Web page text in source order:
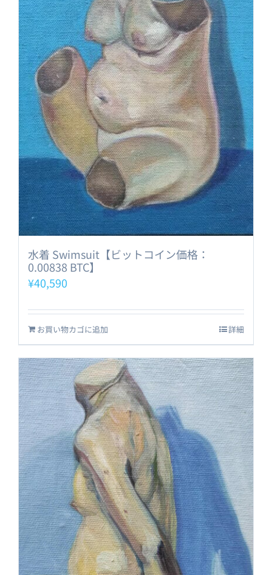
水着 Swimsuit【ビットコイン価格：
0.00838 BTC】
¥40,590
お買い物カゴに追加 詳細